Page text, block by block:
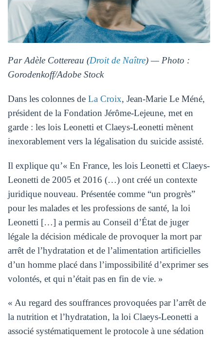
Par Adèle Cottereau (Droit de Naître) — Photo :
Gorodenkoff/Adobe Stock
Dans les colonnes de La Croix, Jean-Marie Le Méné,
président de la Fondation Jérôme-Lejeune, met en
garde : les lois Leonetti et Claeys-Leonetti mènent
inexorablement vers la légalisation du suicide assisté.
Il explique qu’« En France, les lois Leonetti et Claeys-
Leonetti de 2005 et 2016 (…) ont créé un contexte
juridique nouveau. Présentée comme “un progrès”
pour les malades et les professions de santé, la loi
Leonetti […] a permis au Conseil d’État de juger
légale la décision médicale de provoquer la mort par
arrêt de l’hydratation et de l’alimentation artificielles
d’un homme placé dans l’impossibilité d’exprimer ses
volontés, et qui n’était pas en fin de vie. »
« Au regard des souffrances provoquées par l’arrêt de
la nutrition et l’hydratation, la loi Claeys-Leonetti a
associé systématiquement le protocole à une sédation